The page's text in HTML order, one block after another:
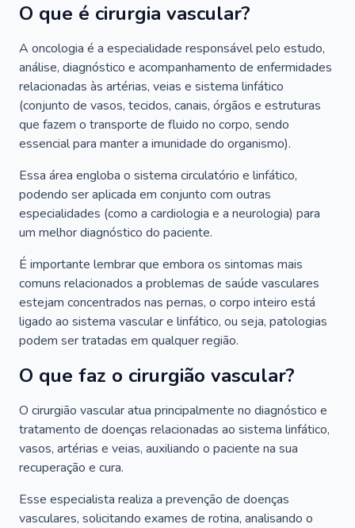
O que é cirurgia vascular?
A oncologia é a especialidade responsável pelo estudo,
análise, diagnóstico e acompanhamento de enfermidades
relacionadas às artérias, veias e sistema linfático
(conjunto de vasos, tecidos, canais, órgãos e estruturas
que fazem o transporte de fluido no corpo, sendo
essencial para manter a imunidade do organismo).
Essa área engloba o sistema circulatório e linfático,
podendo ser aplicada em conjunto com outras
especialidades (como a cardiologia e a neurologia) para
um melhor diagnóstico do paciente.
É importante lembrar que embora os sintomas mais
comuns relacionados a problemas de saúde vasculares
estejam concentrados nas pernas, o corpo inteiro está
ligado ao sistema vascular e linfático, ou seja, patologias
podem ser tratadas em qualquer região.
O que faz o cirurgião vascular?
O cirurgião vascular atua principalmente no diagnóstico e
tratamento de doenças relacionadas ao sistema linfático,
vasos, artérias e veias, auxiliando o paciente na sua
recuperação e cura.
Esse especialista realiza a prevenção de doenças
vasculares, solicitando exames de rotina, analisando o